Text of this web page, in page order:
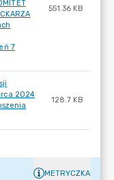
7
551.36 KB
2024
128.7 KB
METRYCZKA